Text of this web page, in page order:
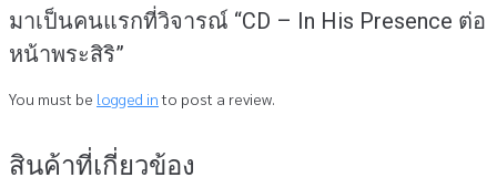
มาเป็นคนแรกที่วิจารณ์ “CD – In His Presence ต่อ
หน้าพระสิริ”
You must be logged into post a review.
สินค้าที่เกี่ยวข้อง